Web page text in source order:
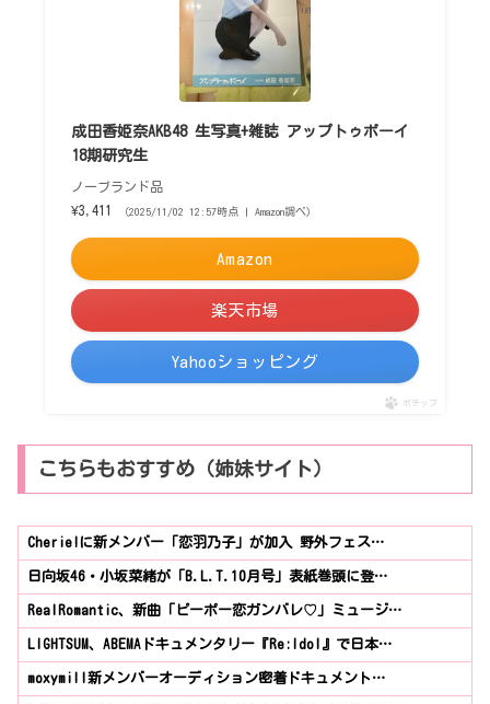
成田香姫奈AKB48 生写真+雑誌 アップトゥボーイ
18期研究生
ノーブランド品
¥3,411
（2025/11/02 12:57時点 | Amazon調べ）
Amazon
楽天市場
Yahooショッピング
ポチップ
こちらもおすすめ（姉妹サイト）
Cherie!に新メンバー「恋羽乃子」が加入 野外フェス…
日向坂46・小坂菜緒が「B.L.T.10月号」表紙巻頭に登…
RealRomantic、新曲「ピーポー恋ガンバレ♡」ミュージ…
LIGHTSUM、ABEMAドキュメンタリー『Re:Idol』で日本…
moxymill新メンバーオーディション密着ドキュメント…